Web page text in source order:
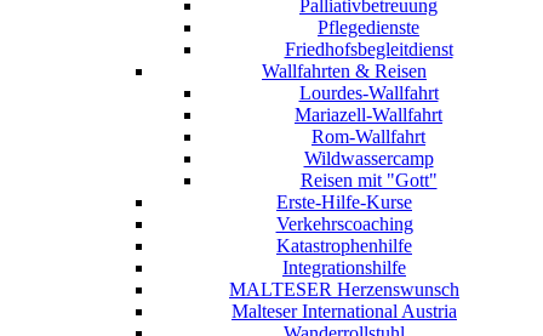
Palliativbetreuung
Pflegedienste
Friedhofsbegleitdienst
Wallfahrten & Reisen
Lourdes-Wallfahrt
Mariazell-Wallfahrt
Rom-Wallfahrt
Wildwassercamp
Reisen mit "Gott"
Erste-Hilfe-Kurse
Verkehrscoaching
Katastrophenhilfe
Integrationshilfe
MALTESER Herzenswunsch
Malteser International Austria